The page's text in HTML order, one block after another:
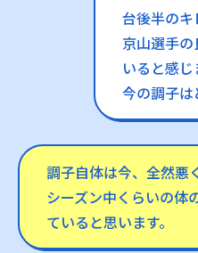
台後半のキ
京山選手
いると感じ
今の調子は
調子自体は今、全然悪
シーズン中くらいの体
ていると思います。